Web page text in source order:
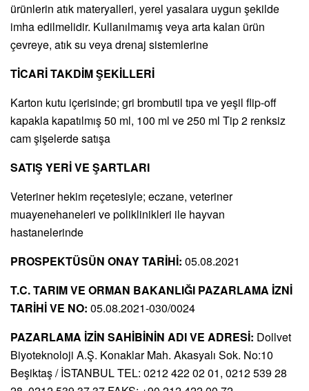
ürünlerin atık materyalleri, yerel yasalara uygun şekilde
imha edilmelidir. Kullanılmamış veya arta kalan ürün
çevreye, atık su veya drenaj sistemlerine
TİCARİ TAKDİM ŞEKİLLERİ
Karton kutu içerisinde; gri brombutil tıpa ve yeşil flip-off
kapakla kapatılmış 50 ml, 100 ml ve 250 ml Tip 2 renksiz
cam şişelerde satışa
SATIŞ YERİ VE ŞARTLARI
Veteriner hekim reçetesiyle; eczane, veteriner
muayenehaneleri ve poliklinikleri ile hayvan
hastanelerinde
PROSPEKTÜSÜN ONAY TARİHİ: 05.08.2021
T.C. TARIM VE ORMAN BAKANLIĞI PAZARLAMA İZNİ
TARİHİ VE NO: 05.08.2021-030/0024
PAZARLAMA İZİN SAHİBİNİN ADI VE ADRESİ: Dollvet
Biyoteknoloji A.Ş. Konaklar Mah. Akasyalı Sok. No:10
Beşiktaş / İSTANBUL TEL: 0212 422 02 01, 0212 539 28